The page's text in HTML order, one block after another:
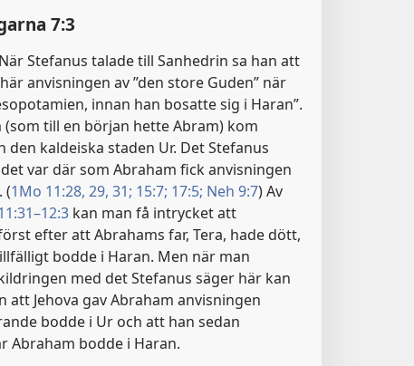
7:3
När Stefanus talade till Sanhedrin sa han att
anvisningen av ”den store Guden” när
innan han bosatte sig i Haran”.
(som till en början hette Abram) kom
kaldeiska staden Ur. Det Stefanus
var där som Abraham fick anvisningen
(1Mo 11:28, 29, 31; 15:7; 17:5; Neh 9:7) Av
kan man få intrycket att
efter att Abrahams far, Tera, hade dött,
bodde i Haran. Men när man
med det Stefanus säger här kan
att Jehova gav Abraham anvisningen
bodde i Ur och att han sedan
Abraham bodde i Haran.